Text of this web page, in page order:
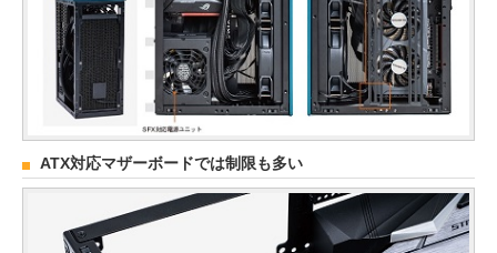
ATX対応マザーボードでは制限も多い